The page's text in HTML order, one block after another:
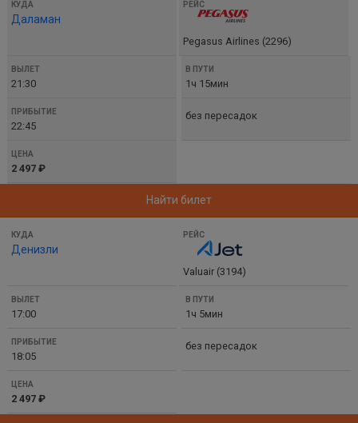
Даламан
Pegasus Airlines (2296)
21:30 1ч 15мин
22:45
без пересадок
2 497 ₽
Найти билет
Денизли
Valuair (3194)
17:00 1ч 5мин
18:05
без пересадок
2 497 ₽